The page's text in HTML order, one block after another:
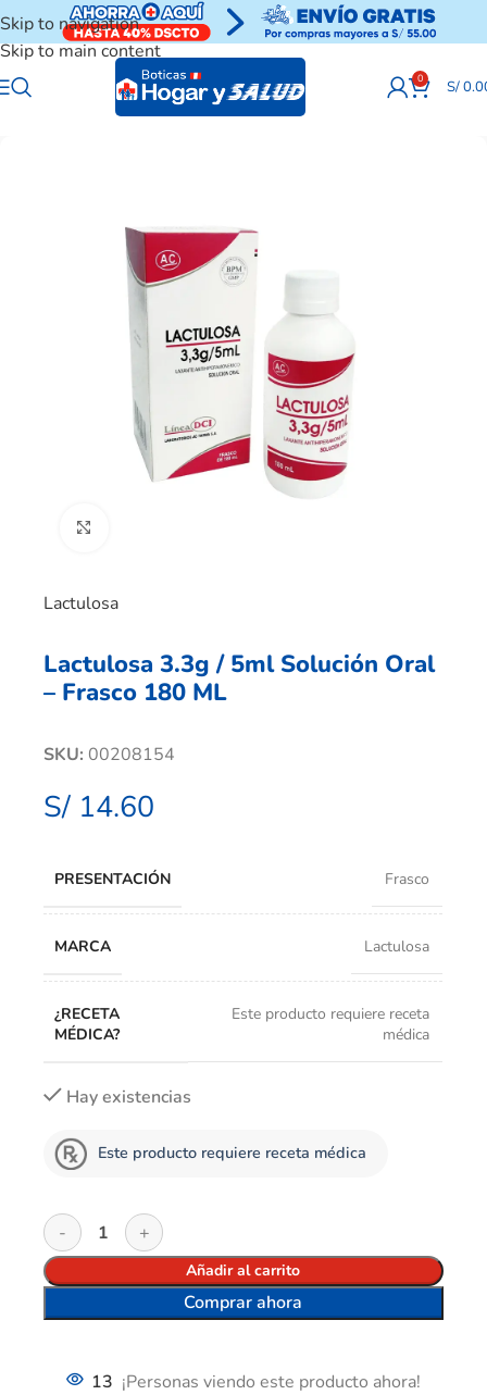
Skip to navigation
Skip to main content
0 S/
Lactulosa
Lactulosa 3.3g / 5ml Solución Oral
– Frasco 180 ML
SKU: 00208154
S/ 14.60
PRESENTACIÓN Frasco
MARCA Lactulosa
¿RECETA
MÉDICA?
Este producto requiere receta
médica
Hay existencias
Este producto requiere receta médica
Añadir al carrito
Comprar ahora
13 ¡Personas viendo este producto ahora!